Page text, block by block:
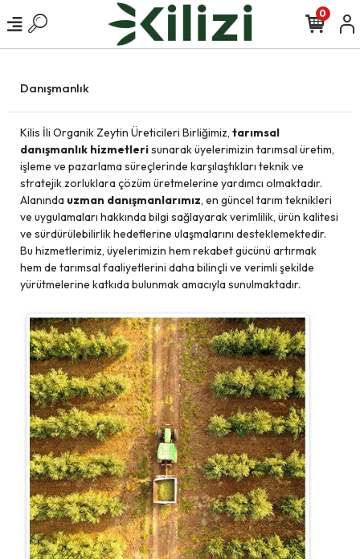
0
Danışmanlık
Kilis İli Organik Zeytin Üreticileri Birliğimiz, tarımsal
danışmanlık hizmetlerisunarak üyelerimizin tarımsal üretim,
işleme ve pazarlama süreçlerinde karşılaştıkları teknik ve
stratejik zorluklara çözüm üretmelerine yardımcı olmaktadır.
Alanında uzman danışmanlarımız, en güncel tarım teknikleri
ve uygulamaları hakkında bilgi sağlayarak verimlilik, ürün kalitesi
ve sürdürülebilirlik hedeflerine ulaşmalarını desteklemektedir.
Bu hizmetlerimiz, üyelerimizin hem rekabet gücünü artırmak
hem de tarımsal faaliyetlerini daha bilinçli ve verimli şekilde
yürütmelerine katkıda bulunmak amacıyla sunulmaktadır.